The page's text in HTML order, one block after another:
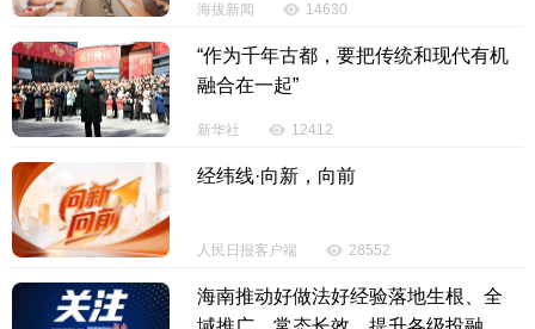
现场推介了陵水特色旅游资源，向海外旅行商展
悉，陵水2026年将重点发展海洋旅游、生态休闲和夜
间文旅三大业态，并推出面向亲子、康养、研学、滨
海运动等客群的七条精品线路，海南海洋欢乐世界作
为陵水的重点企业，将发挥核心作用。
海拔新闻 14630
“作为千年古都，要把传统和现代有机
融合在一起”
新华社 12412
经纬线·向新，向前
人民日报客户端 28552
海南推动好做法好经验落地生根、全